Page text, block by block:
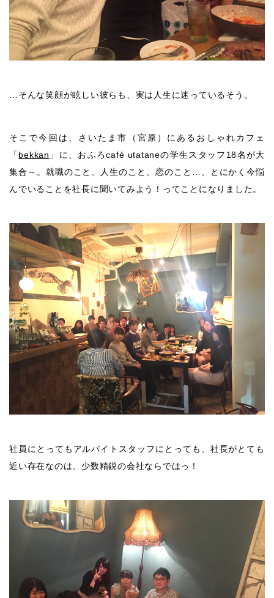
…そんな笑顔が眩しい彼らも、実は人生に迷っているそう。
そこで今回は、さいたま市（宮原）にあるおしゃれカフェ
「bekkan 」に、おふろcafé utataneの学生スタッフ18名が大
集合～。就職のこと、人生のこと、恋のこと…、とにかく今悩
んでいることを社長に聞いてみよう！ってことになりました。
社員にとってもアルバイトスタッフにとっても、社長がとても
近い存在なのは、少数精鋭の会社ならではっ！